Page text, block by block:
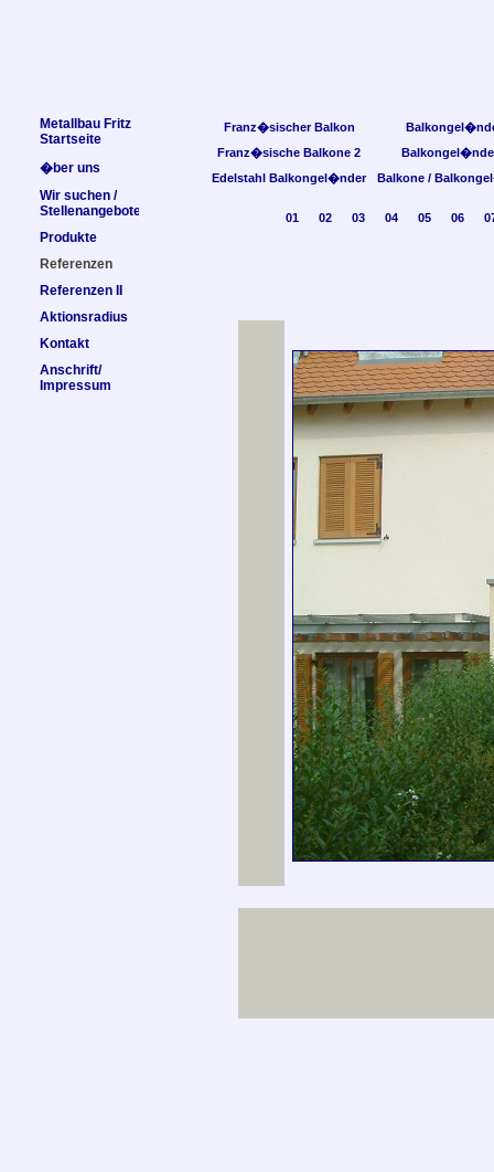
Franz�sischer Balkon
Franz�sische Balkone 2
Edelstahl Balkongel�nder
Balkone /
01 02 03 04 05 06
Metallbau Fritz
Startseite
�ber uns
Wir suchen /
Stellenangebote
Produkte
Referenzen
Referenzen II
Aktionsradius
Kontakt
Anschrift/
Impressum